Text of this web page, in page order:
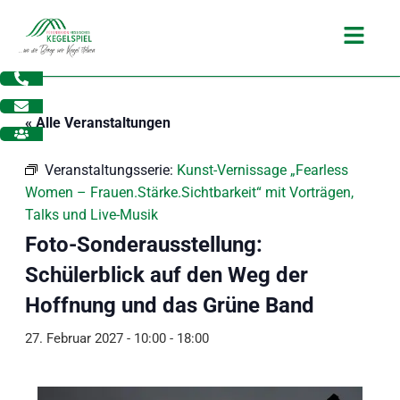
Inhalt
springen
Main
« Alle Veranstaltungen
Veranstaltungsserie: Kunst-Vernissage „Fearless
Women – Frauen.Stärke.Sichtbarkeit“ mit Vorträgen,
Talks und Live-Musik
Foto-Sonderausstellung:
Schülerblick auf den Weg der
Hoffnung und das Grüne Band
27. Februar 2027 - 10:00- 18:00